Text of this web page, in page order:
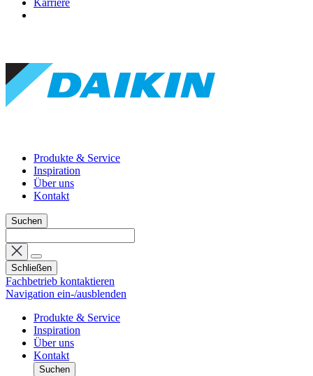
Karriere
Produkte & Service
Inspiration
Über uns
Kontakt
Suchen
Schließen
Fachbetrieb kontaktieren
Navigation ein-/ausblenden
Produkte & Service
Inspiration
Über uns
Kontakt
Suchen